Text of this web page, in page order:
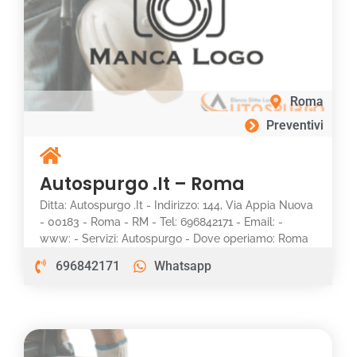
Roma
Preventivi
Autospurgo .It – Roma
Ditta: Autospurgo .It - Indirizzo: 144, Via Appia Nuova
- 00183 - Roma - RM - Tel: 696842171 - Email: -
www: - Servizi: Autospurgo - Dove operiamo: Roma
696842171 Whatsapp